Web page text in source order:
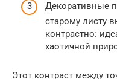
Декоративные
старому листу
контрастно:
хаотичной
Этот контраст между